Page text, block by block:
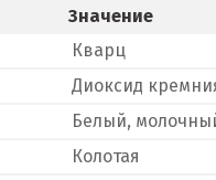
Значение
Кварц
Диоксид
Белый,
Колотая